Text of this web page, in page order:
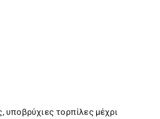
υποβρύχιες τορπίλες μέχρι